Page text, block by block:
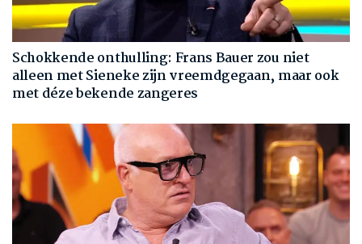
Schokkende onthulling: Frans Bauer zou niet
alleen met Sieneke zijn vreemdgegaan, maar ook
met déze bekende zangeres